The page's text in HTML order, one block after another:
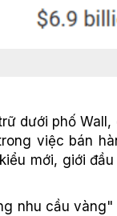
dưới phố Wall,
việc bán
mới, giới
nhu cầu vàng"